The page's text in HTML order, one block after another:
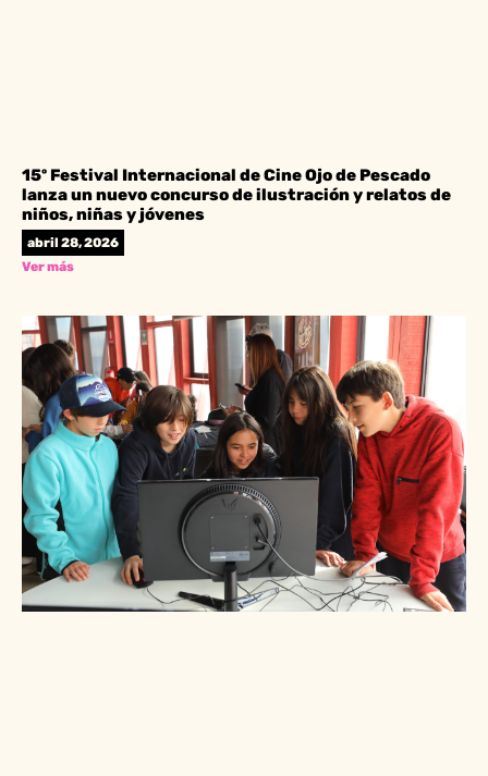
15º Festival Internacional de Cine Ojo de Pescado
lanza un nuevo concurso de ilustración y relatos de
niños, niñas y jóvenes
abril 28, 2026
Ver más